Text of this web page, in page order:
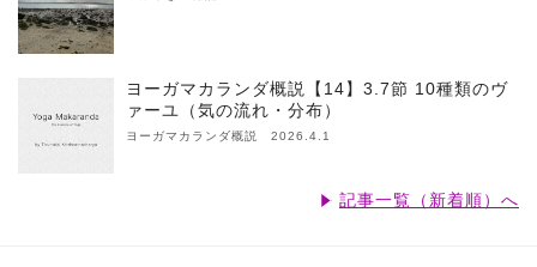
ヨーガマカランダ概説【14】3.7節 10種類のヴ
ァーユ（気の流れ・分布）
ヨーガマカランダ概説 2026.4.1
記事一覧（新着順）へ